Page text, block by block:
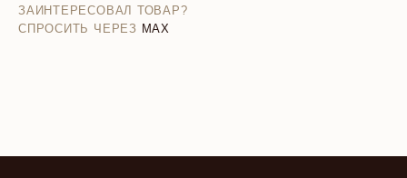
ЗАИНТЕРЕСОВАЛ ТОВАР?
СПРОСИТЬ ЧЕРЕЗ MAX